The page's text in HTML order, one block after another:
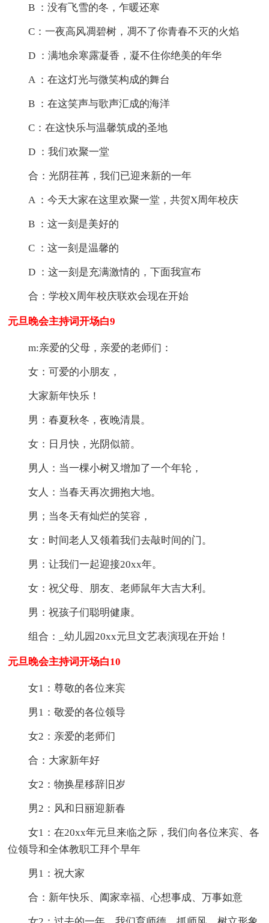
B ：没有飞雪的冬，乍暖还寒
C：一夜高风凋碧树，凋不了你青春不灭的火焰
D ：满地余寒露凝香，凝不住你绝美的年华
A ：在这灯光与微笑构成的舞台
B ：在这笑声与歌声汇成的海洋
C：在这快乐与温馨筑成的圣地
D ：我们欢聚一堂
合：光阴荏苒，我们已迎来新的一年
A ：今天大家在这里欢聚一堂，共贺X周年校庆
B ：这一刻是美好的
C ：这一刻是温馨的
D ：这一刻是充满激情的，下面我宣布
合：学校X周年校庆联欢会现在开始
元旦晚会主持词开场白9
m:亲爱的父母，亲爱的老师们：
女：可爱的小朋友，
大家新年快乐！
男：春夏秋冬，夜晚清晨。
女：日月快，光阴似箭。
男人：当一棵小树又增加了一个年轮，
女人：当春天再次拥抱大地。
男；当冬天有灿烂的笑容，
女：时间老人又领着我们去敲时间的门。
男：让我们一起迎接20xx年。
女：祝父母、朋友、老师鼠年大吉大利。
男：祝孩子们聪明健康。
组合：_幼儿园20xx元旦文艺表演现在开始！
元旦晚会主持词开场白10
女1：尊敬的各位来宾
男1：敬爱的各位领导
女2：亲爱的老师们
合：大家新年好
女2：物换星移辞旧岁
男2：风和日丽迎新春
女1：在20xx年元旦来临之际，我们向各位来宾、各
位领导和全体教职工拜个早年
男1：祝大家
合：新年快乐、阖家幸福、心想事成、万事如意